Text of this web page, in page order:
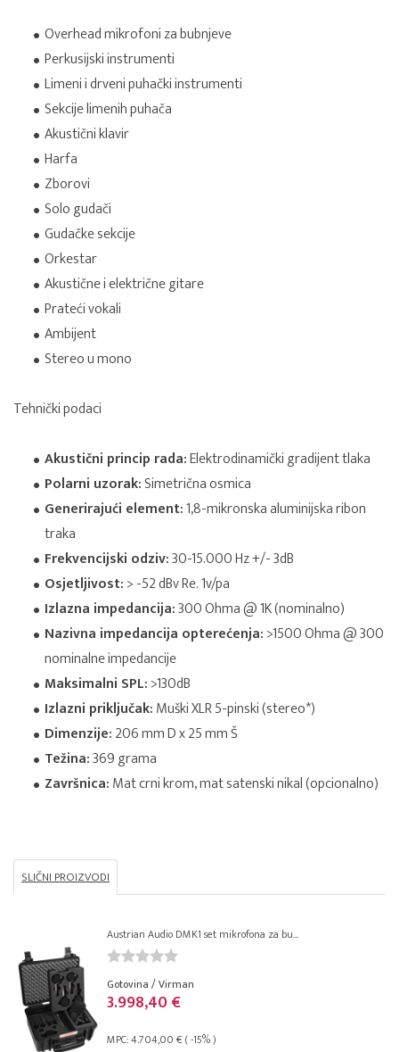
Overhead mikrofoni za bubnjeve
Perkusijski instrumenti
Limeni i drveni puhački instrumenti
Sekcije limenih puhača
Akustični klavir
Harfa
Zborovi
Solo gudači
Gudačke sekcije
Orkestar
Akustične i električne gitare
Prateći vokali
Ambijent
Stereo u mono
Tehnički podaci
Akustični princip rada:Elektrodinamički gradijent tlaka
Polarni uzorak:Simetrična osmica
Generirajući element:1,8-mikronska aluminijska ribon
traka
Frekvencijski odziv:30-15.000 Hz +/- 3dB
Osjetljivost:> -52 dBv Re. 1v/pa
Izlazna impedancija:300 Ohma @ 1K (nominalno)
Nazivna impedancija opterećenja:>1500 Ohma @ 300
nominalne impedancije
Maksimalni SPL:>130dB
Izlazni priključak:Muški XLR 5-pinski (stereo*)
Dimenzije:206 mm D x 25 mm Š
Težina:369 grama
Završnica:Mat crni krom, mat satenski nikal (opcionalno)
SLIČNI PROIZVODI
Austrian Audio DMK1 set mikrofona za bu...
Gotovina / Virman
3.998,40 €
MPC: 4.704,00 € ( -15% )